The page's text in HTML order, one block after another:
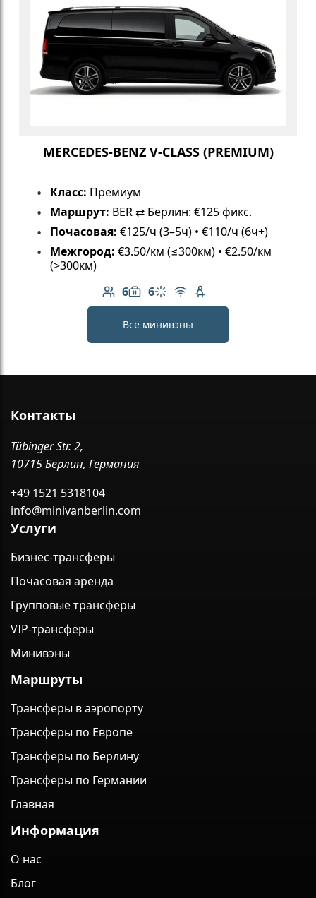
MERCEDES-BENZ V-CLASS (PREMIUM)
Класс: Премиум
Маршрут: BER ⇄ Берлин: €125 фикс.
Почасовая: €125/ч (3–5ч) • €110/ч (6ч+)
Межгород: €3.50/км (≤300км) • €2.50/км
(>300км)
6
Количество пассажиров: 6
6
Вместимость багажа: 6
Климат-контроль
Бесплатный Wi-Fi
Детское кресло
Все минивэны
Контакты
Tübinger Str. 2,
10715 Берлин, Германия
+49 1521 5318104
info@minivanberlin.com
Услуги
Бизнес-трансферы
Почасовая аренда
Групповые трансферы
VIP-трансферы
Минивэны
Маршруты
Трансферы в аэропорту
Трансферы по Европе
Трансферы по Берлину
Трансферы по Германии
Главная
Информация
О нас
Блог